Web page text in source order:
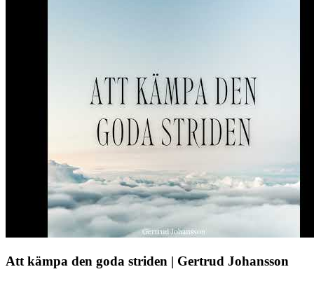
Att kämpa den goda striden | Gertrud Johansson